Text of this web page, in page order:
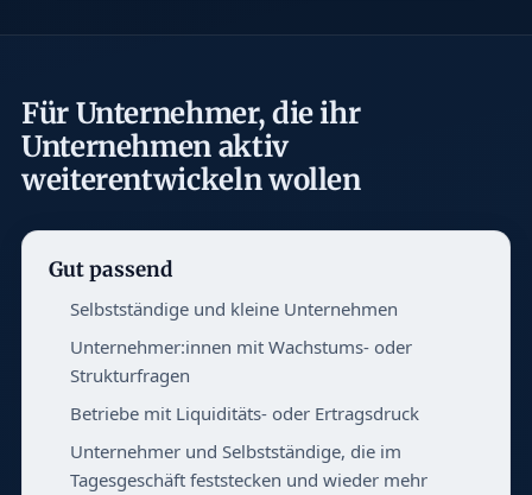
Für Unternehmer, die ihr
Unternehmen aktiv
weiterentwickeln wollen
Gut passend
Selbstständige und kleine Unternehmen
Unternehmer:innen mit Wachstums- oder
Strukturfragen
Betriebe mit Liquiditäts- oder Ertragsdruck
Unternehmer und Selbstständige, die im
Tagesgeschäft feststecken und wieder mehr